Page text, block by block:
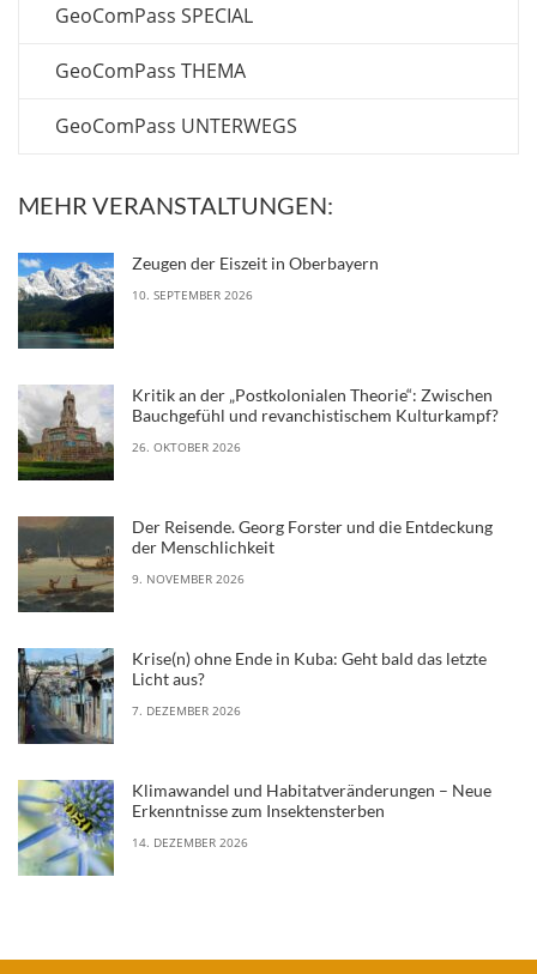
GeoComPass SPECIAL
GeoComPass THEMA
GeoComPass UNTERWEGS
MEHR VERANSTALTUNGEN:
Zeugen der Eiszeit in Oberbayern
10. SEPTEMBER 2026
Kritik an der „Postkolonialen Theorie“: Zwischen
Bauchgefühl und revanchistischem Kulturkampf?
26. OKTOBER 2026
Der Reisende. Georg Forster und die Entdeckung
der Menschlichkeit
9. NOVEMBER 2026
Krise(n) ohne Ende in Kuba: Geht bald das letzte
Licht aus?
7. DEZEMBER 2026
Klimawandel und Habitatveränderungen – Neue
Erkenntnisse zum Insektensterben
14. DEZEMBER 2026